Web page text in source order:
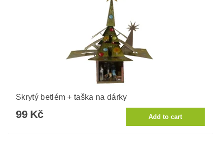
Skrytý betlém + taška na dárky
99 Kč